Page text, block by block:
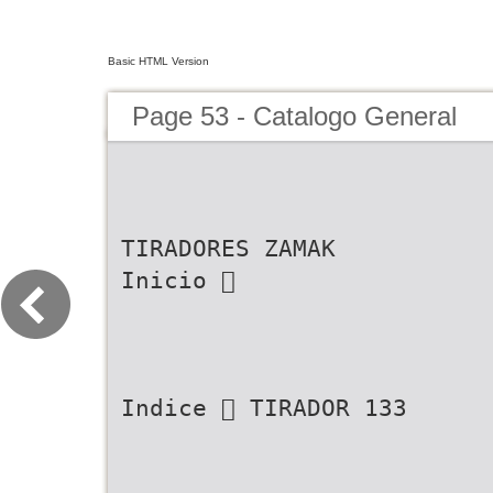
Basic HTML Version
Page 53 - Catalogo General
TIRADORES ZAMAK
Inicio 
Indice  TIRADOR 133